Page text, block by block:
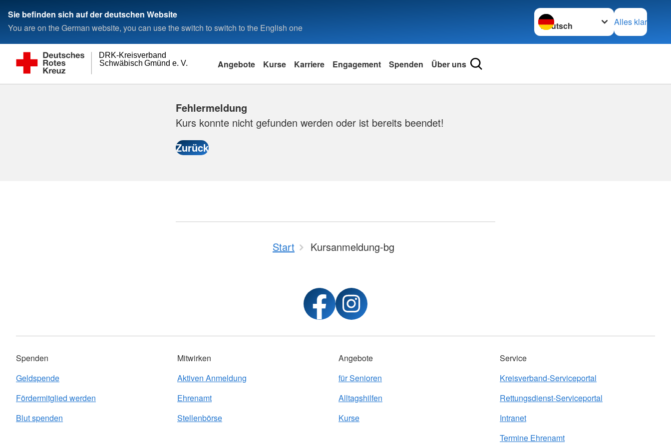
Sie befinden sich auf der deutschen Website
You are on the German website, you can use the switch to switch to the English one
Sprache wechseln zu
Alles klar
Schwäbisch Gmünd e. V.
DRK-Kreisverband
Angebote Kurse Karriere Engagement Spenden Über uns
Fehlermeldung
Kurs konnte nicht gefunden werden oder ist bereits beendet!
Start Kursanmeldung-bg
Spenden
Geldspende
Fördermitglied werden
Blut spenden
Mitwirken
Aktiven Anmeldung
Ehrenamt
Stellenbörse
Angebote
für Senioren
Alltagshilfen
Kurse
Service
Kreisverband-Serviceportal
Rettungsdienst-Serviceportal
Intranet
Termine Ehrenamt